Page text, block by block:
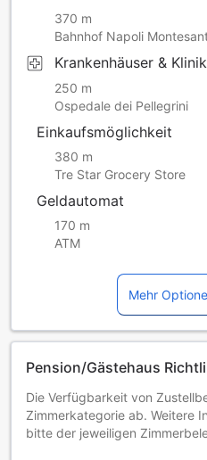
370 m
Bahnhof Napoli
Krankenhäuser &
250 m
Ospedale dei Pellegrini
Einkaufsmöglichkeit
380 m
Tre Star Grocery Store
Geldautomat
170 m
ATM
Mehr
Pension/Gästehaus
Die Verfügbarkeit von
Zimmerkategorie ab. Weitere
bitte der jeweiligen